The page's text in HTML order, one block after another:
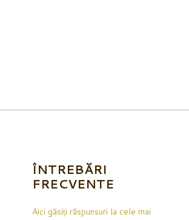
ÎNTREBĂRI
FRECVENTE
Aici găsiți răspunsuri la cele mai